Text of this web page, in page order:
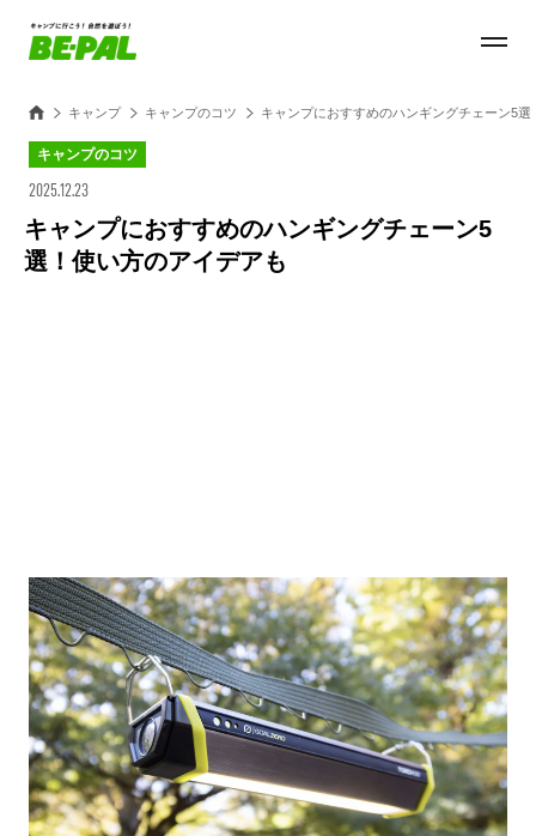
キャンプ キャンプのコツ キャンプにおすすめのハンギングチェーン5
キャンプのコツ
2025.12.23
キャンプにおすすめのハンギングチェーン5
選！使い方のアイデアも